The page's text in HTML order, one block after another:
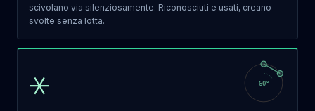
scivolano via silenziosamente. Riconosciuti e usati, creano
svolte senza lotta.
⚹ 60°